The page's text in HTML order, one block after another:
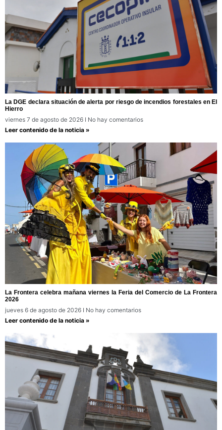
La DGE declara situación de alerta por riesgo de incendios forestales en El
Hierro
viernes 7 de agosto de 2026
No hay comentarios
Leer contenido de la noticia »
La Frontera celebra mañana viernes la Feria del Comercio de La Frontera
2026
jueves 6 de agosto de 2026
No hay comentarios
Leer contenido de la noticia »